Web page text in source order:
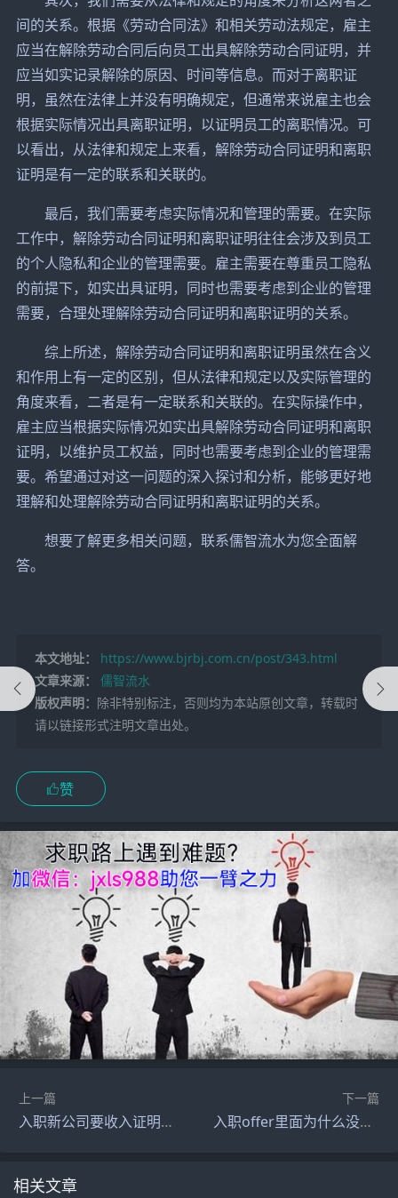
间的关系。根据《劳动合同法》和相关劳动法规定，雇主
应当在解除劳动合同后向员工出具解除劳动合同证明，并
应当如实记录解除的原因、时间等信息。而对于离职证
明，虽然在法律上并没有明确规定，但通常来说雇主也会
根据实际情况出具离职证明，以证明员工的离职情况。可
以看出，从法律和规定上来看，解除劳动合同证明和离职
证明是有一定的联系和关联的。
最后，我们需要考虑实际情况和管理的需要。在实际
工作中，解除劳动合同证明和离职证明往往会涉及到员工
的个人隐私和企业的管理需要。雇主需要在尊重员工隐私
的前提下，如实出具证明，同时也需要考虑到企业的管理
需要，合理处理解除劳动合同证明和离职证明的关系。
综上所述，解除劳动合同证明和离职证明虽然在含义
和作用上有一定的区别，但从法律和规定以及实际管理的
角度来看，二者是有一定联系和关联的。在实际操作中，
雇主应当根据实际情况如实出具解除劳动合同证明和离职
证明，以维护员工权益，同时也需要考虑到企业的管理需
要。希望通过对这一问题的深入探讨和分析，能够更好地
理解和处理解除劳动合同证明和离职证明的关系。
想要了解更多相关问题，联系儒智流水为您全面解
答。
本文地址：
https://www.bjrbj.com.cn/post/343.html
文章来源：
儒智流水
版权声明： 除非特别标注，否则均为本站原创文章，转载时
请以链接形式注明文章出处。
赞
上一篇
入职新公司要收入证明但我有两份工作该如何开？
下一篇
入职offer里面为什么没有明确薪酬？
相关文章